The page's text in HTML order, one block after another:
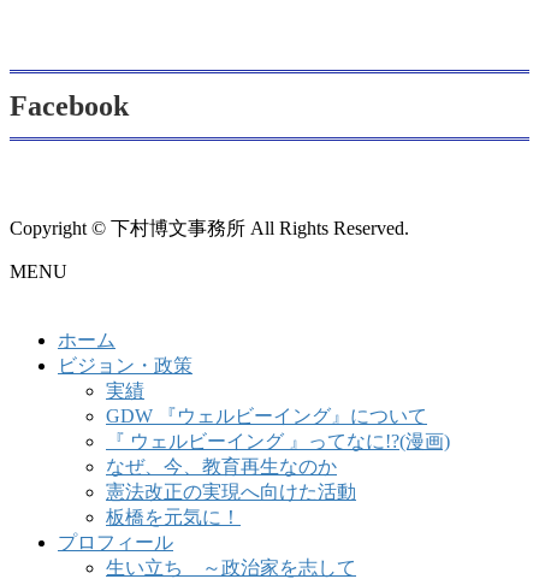
Facebook
Copyright © 下村博文事務所 All Rights Reserved.
MENU
ホーム
ビジョン・政策
実績
GDW 『ウェルビーイング』について
『 ウェルビーイング 』ってなに!?(漫画)
なぜ、今、教育再生なのか
憲法改正の実現へ向けた活動
板橋を元気に！
プロフィール
生い立ち ～政治家を志して